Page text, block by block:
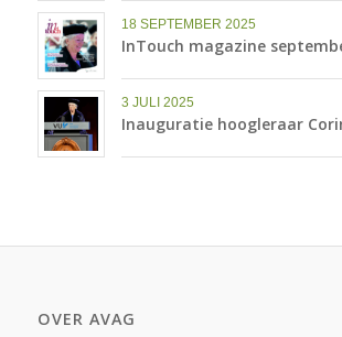
18 SEPTEMBER 2025
InTouch magazine
3 JULI 2025
Inauguratie hoogleraar
OVER AVAG